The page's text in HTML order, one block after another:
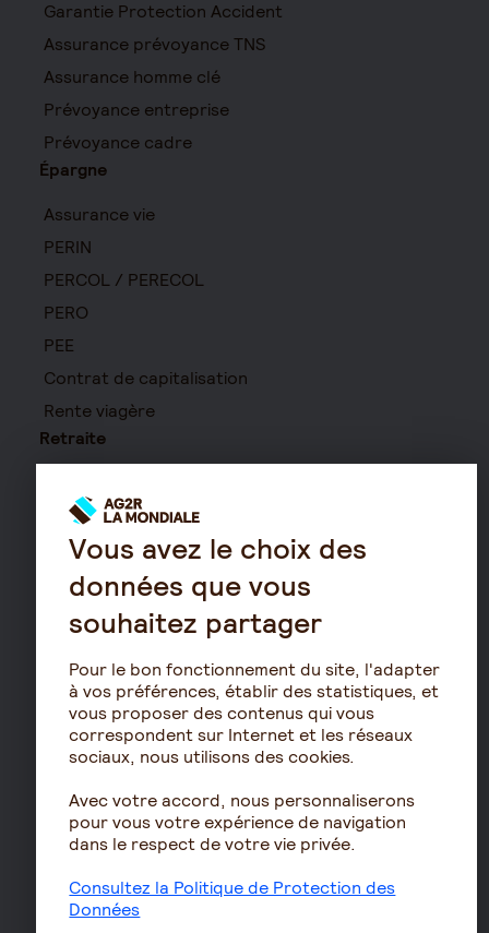
Garantie Protection Accident
Assurance prévoyance TNS
Assurance homme clé
Prévoyance entreprise
Prévoyance cadre
Épargne
Assurance vie
PERIN
PERCOL / PERECOL
PERO
PEE
Contrat de capitalisation
Rente viagère
Retraite
pour seniors
Le fonctionnement de
la retraite
Les démarches de départ
à la retraite
Les déclarations sociales
pour les entreprises
Assurances de biens
Assurance habitation
Assurance propriétaire
Assurance vélo
Vous avez le choix des
données que vous
souhaitez partager
Pour le bon fonctionnement du site, l'adapter
à vos préférences, établir des statistiques, et
vous proposer des contenus qui vous
correspondent sur Internet et les réseaux
sociaux, nous utilisons des cookies.
Avec votre accord, nous personnaliserons
pour vous votre expérience de navigation
dans le respect de votre vie privée.
Consultez la Politique de Protection des
Données